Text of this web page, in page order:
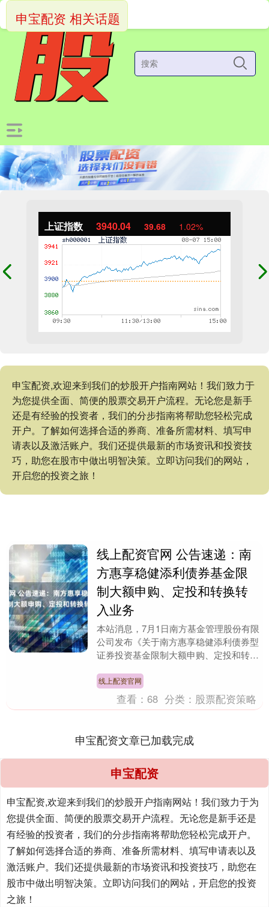
上证指数 3940.04 39.68 1.02%
申宝配资,欢迎来到我们的炒股开户指南网站！我们致力于
为您提供全面、简便的股票交易开户流程。无论您是新手
还是有经验的投资者，我们的分步指南将帮助您轻松完成
开户。了解如何选择合适的券商、准备所需材料、填写申
请表以及激活账户。我们还提供最新的市场资讯和投资技
巧，助您在股市中做出明智决策。立即访问我们的网站，
开启您的投资之旅！
申宝配资 相关话题
线上配资官网 公告速递：南
方惠享稳健添利债券基金限
制大额申购、定投和转换转
入业务
本站消息，7月1日南方基金管理股份有限
公司发布《关于南方惠享稳健添利债券型
证券投资基金限制大额申购、定投和转换
基金份额持有人....
线上配资官网
查看：68 分类： 股票配资策略
申宝配资文章已加载完成
申宝配资
申宝配资,欢迎来到我们的炒股开户指南网站！我们致力于为
您提供全面、简便的股票交易开户流程。无论您是新手还是
有经验的投资者，我们的分步指南将帮助您轻松完成开户。
了解如何选择合适的券商、准备所需材料、填写申请表以及
激活账户。我们还提供最新的市场资讯和投资技巧，助您在
股市中做出明智决策。立即访问我们的网站，开启您的投资
之旅！